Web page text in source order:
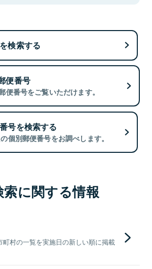
検索する
便番号
便番号をご覧いただけます。
号を検索する
個別郵便番号をお調べします。
に関する情報
村の一覧を実施日の新しい順に掲載